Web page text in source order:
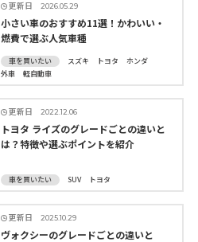
更新日 2026.05.29
小さい車のおすすめ11選！かわいい・
燃費で選ぶ人気車種
車を買いたい スズキ トヨタ
ホンダ
外車
軽自動車
更新日 2022.12.06
トヨタ ライズのグレードごとの違いと
は？特徴や選ぶポイントを紹介
車を買いたい SUV トヨタ
更新日 2025.10.29
ヴォクシーのグレードごとの違いと